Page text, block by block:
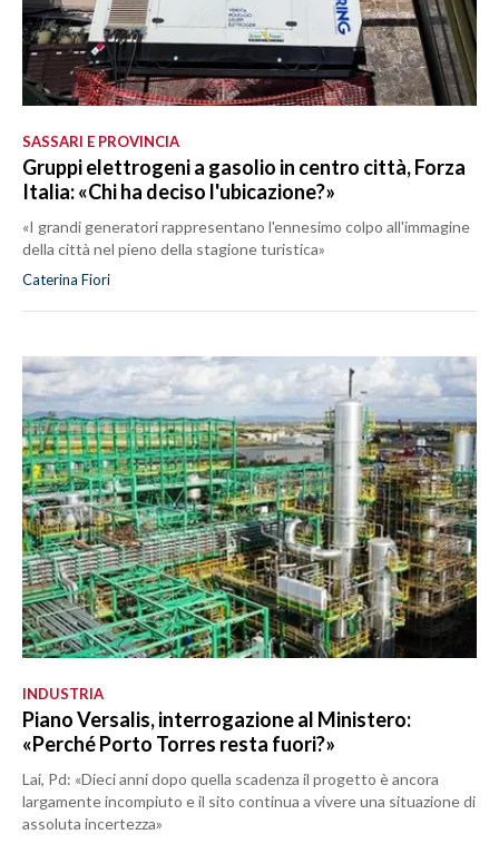
SASSARI E PROVINCIA
Gruppi elettrogeni a gasolio in centro città, Forza
Italia: «Chi ha deciso l'ubicazione?»
«I grandi generatori rappresentano l'ennesimo colpo all'immagine
della città nel pieno della stagione turistica»
Caterina Fiori
INDUSTRIA
Piano Versalis, interrogazione al Ministero:
«Perché Porto Torres resta fuori?»
Lai, Pd: «Dieci anni dopo quella scadenza il progetto è ancora
largamente incompiuto e il sito continua a vivere una situazione di
assoluta incertezza»